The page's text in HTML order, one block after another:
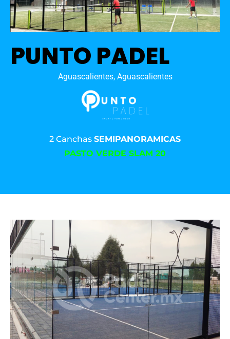
PUNTO PADEL
Aguascalientes, Aguascalientes
2 Canchas SEMIPANORAMICAS
PASTO VERDE SLAM 20